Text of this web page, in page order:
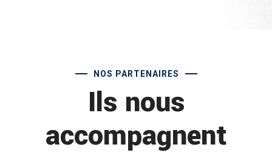
NOS PARTENAIRES
Ils nous
accompagnent